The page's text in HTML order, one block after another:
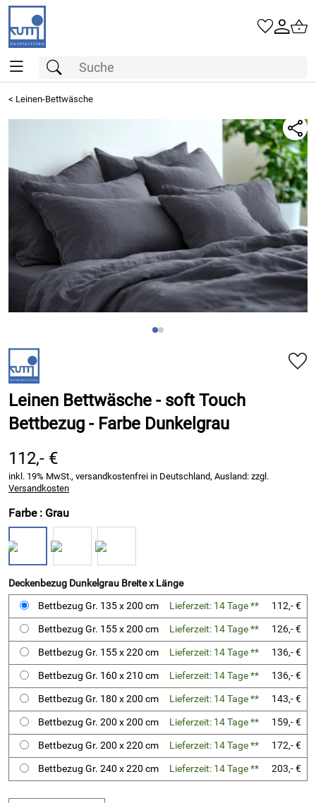
< Leinen-Bettwäsche
Leinen Bettwäsche - soft Touch
Bettbezug - Farbe Dunkelgrau
112,- €
inkl. 19% MwSt., versandkostenfrei in Deutschland, Ausland: zzgl.
Versandkosten
Farbe : Grau
Deckenbezug Dunkelgrau Breite x Länge
Bettbezug Gr. 135 x 200 cm
Lieferzeit: 14 Tage **
112,- €
Bettbezug Gr. 155 x 200 cm
Lieferzeit: 14 Tage **
126,- €
Bettbezug Gr. 155 x 220 cm
Lieferzeit: 14 Tage **
136,- €
Bettbezug Gr. 160 x 210 cm
Lieferzeit: 14 Tage **
136,- €
Bettbezug Gr. 180 x 200 cm
Lieferzeit: 14 Tage **
143,- €
Bettbezug Gr. 200 x 200 cm
Lieferzeit: 14 Tage **
159,- €
Bettbezug Gr. 200 x 220 cm
Lieferzeit: 14 Tage **
172,- €
Bettbezug Gr. 240 x 220 cm
Lieferzeit: 14 Tage ** 203,- €